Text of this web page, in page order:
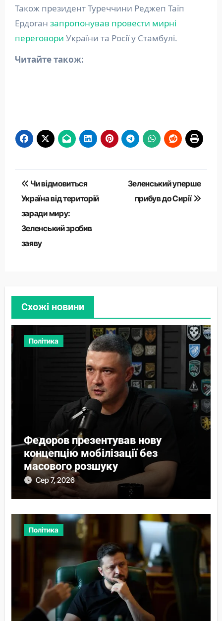
Також президент Туреччини Реджеп Таїп
Ердоган запропонував провести мирні
переговори України та Росії у Стамбулі.
Читайте також:
Навігація
записів
Чи відмовиться
Україна від територій
заради миру:
Зеленський зробив
заяву
Зеленський уперше
прибув до Сирії
Схожі новини
Політика
Федоров презентував нову
концепцію мобілізації без
масового розшуку
Сер 7, 2026
Політика